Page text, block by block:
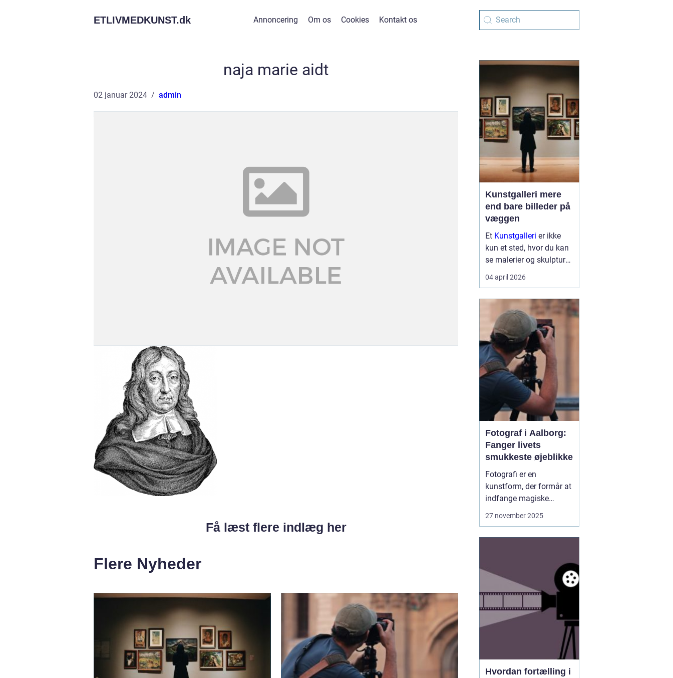
ETLIVMEDKUNST.dk Annoncering Om os Cookies Kontakt os
naja marie aidt
02 januar 2024 admin
Få læst flere indlæg her
Flere Nyheder
Kunstgalleri mere
end bare billeder på
væggen
Et Kunstgalleri er ikke
kun et sted, hvor du kan
se malerier og skulpturer.
Det er også et mødested
for mennesker, idéer og
træder ind i et galleri,
træder vi samtidig lidt ud
af hverdagen...
04 april 2026
Fotograf i Aalborg:
Fanger livets
smukkeste øjeblikke
Fotografi er en
kunstform, der formår at
indfange magiske
øjeblikke, som varer livet
uforglemmelige
øjeblikke til varige
minder...
27 november 2025
Hvordan fortælling i